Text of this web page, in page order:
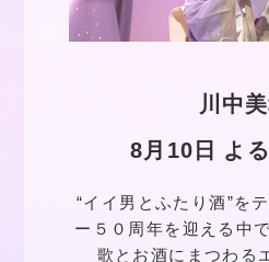
川中
8月10日 よ
“イイ男とふたり酒”を
ー５０周年を迎える中
歌とお酒にまつわる